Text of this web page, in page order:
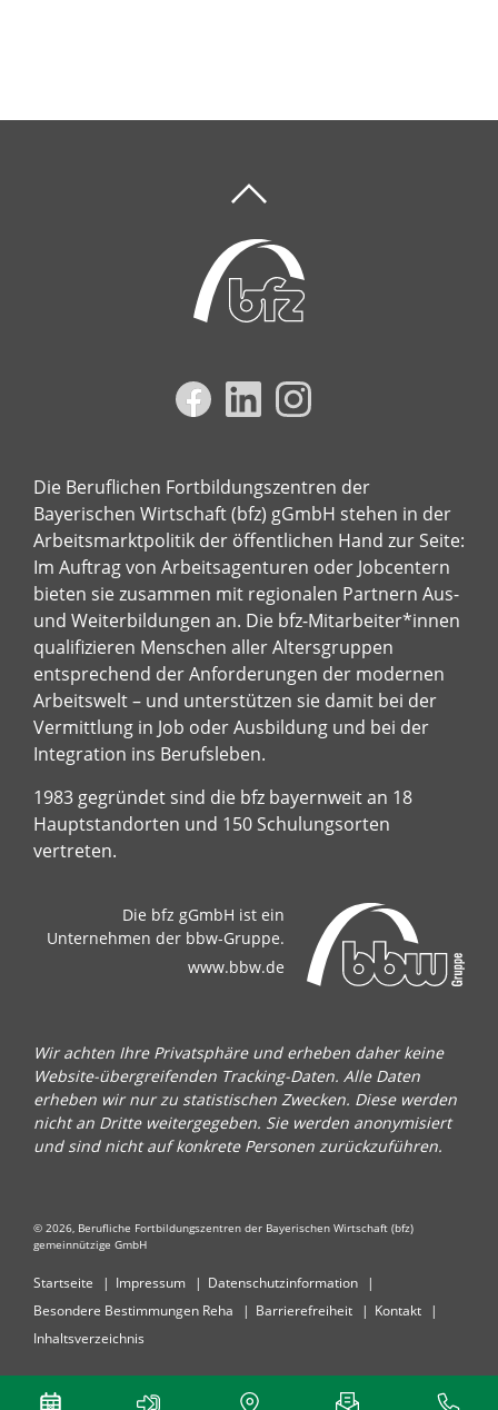
Die Beruflichen Fortbildungszentren der
Bayerischen Wirtschaft (bfz) gGmbH stehen in der
Arbeitsmarktpolitik der öffentlichen Hand zur Seite:
Im Auftrag von Arbeitsagenturen oder Jobcentern
bieten sie zusammen mit regionalen Partnern Aus-
und Weiterbildungen an. Die bfz-Mitarbeiter*innen
qualifizieren Menschen aller Altersgruppen
entsprechend der Anforderungen der modernen
Arbeitswelt – und unterstützen sie damit bei der
Vermittlung in Job oder Ausbildung und bei der
Integration ins Berufsleben.
1983 gegründet sind die bfz bayernweit an 18
Hauptstandorten und 150 Schulungsorten
vertreten.
Die bfz gGmbH ist ein
Unternehmen der bbw-Gruppe.
www.bbw.de
Wir achten Ihre Privatsphäre und erheben daher keine
Website-übergreifenden Tracking-Daten. Alle Daten
erheben wir nur zu statistischen Zwecken. Diese werden
nicht an Dritte weitergegeben. Sie werden anonymisiert
und sind nicht auf konkrete Personen zurückzuführen.
© 2026, Berufliche Fortbildungszentren der Bayerischen Wirtschaft (bfz)
gemeinnützige GmbH
Startseite Impressum
Datenschutzinformation
Besondere Bestimmungen Reha
Barrierefreiheit
Kontakt
Inhaltsverzeichnis